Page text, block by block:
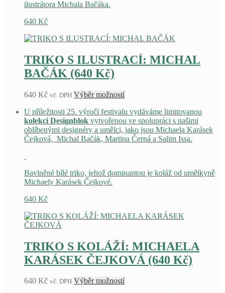
ilustrátora Michala Bačáka.
640 Kč
TRIKO S ILUSTRACÍ: MICHAL
BAČÁK (640 Kč)
640 Kč vč. DPH Výběr možnostíTento
má
více
variant.
Možnosti
stránce
U příležitosti 25. výročí festivalu vydáváme limitovanou
kolekci Designblok vytvořenou ve spolupráci s našimi
oblíbenými designéry a umělci, jako jsou Michaela Karásek
Čejková, Michal Bačák, Martina Černá a Salim Issa.
Bavlněné bílé triko, jehož dominantou je koláž od umělkyně
Michaely Karásek Čejkové.
640 Kč
TRIKO S KOLÁŽÍ: MICHAELA
KARÁSEK ČEJKOVÁ (640 Kč)
640 Kč vč. DPH Výběr možnostíTento